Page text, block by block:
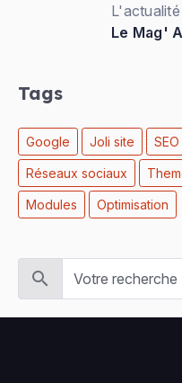
Le Mag'
Tags
Google Joli site SEO
Réseaux sociaux
Modules Optimisation